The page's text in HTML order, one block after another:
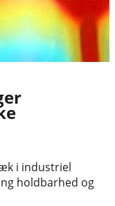
i industriel
holdbarhed og